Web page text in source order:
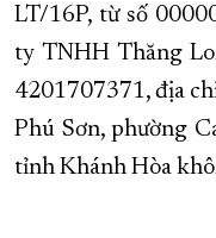
LT/16P, từ số
ty TNHH Thăng
4201707371, địa
Phú Sơn, phường
tỉnh Khánh Hòa